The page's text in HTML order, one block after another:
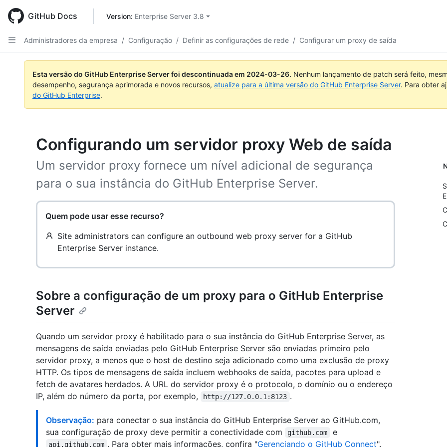
main
content
GitHub Docs Version: Enterprise Server 3.8
Administradores da empresa / Configuração / Definir as configurações de rede / Configurar um proxy de saída
Esta versão do GitHub Enterprise Server foi descontinuada em 2024-03-26. Nenhum lançamento de patch será feito,
desempenho, segurança aprimorada e novos recursos, atualize para a última versão do GitHub Enterprise Server. Para obter
do GitHub Enterprise.
Configurando um servidor proxy Web de saída
Um servidor proxy fornece um nível adicional de segurança
para o sua instância do GitHub Enterprise Server.
Quem pode usar esse recurso?
Site administrators can configure an outbound web proxy server for a GitHub
Enterprise Server instance.
Sobre a configuração de um proxy para o GitHub Enterprise
Server
Quando um servidor proxy é habilitado para o sua instância do GitHub Enterprise Server, as
mensagens de saída enviadas pelo GitHub Enterprise Server são enviadas primeiro pelo
servidor proxy, a menos que o host de destino seja adicionado como uma exclusão de proxy
HTTP. Os tipos de mensagens de saída incluem webhooks de saída, pacotes para upload e
fetch de avatares herdados. A URL do servidor proxy é o protocolo, o domínio ou o endereço
IP, além do número da porta, por exemplo,
http://127.0.0.1:8123 .
Observação: para conectar o sua instância do GitHub Enterprise Server ao GitHub.com,
sua configuração de proxy deve permitir a conectividade com
github.com e
api.github.com . Para obter mais informações, confira "Gerenciando o GitHub Connect".